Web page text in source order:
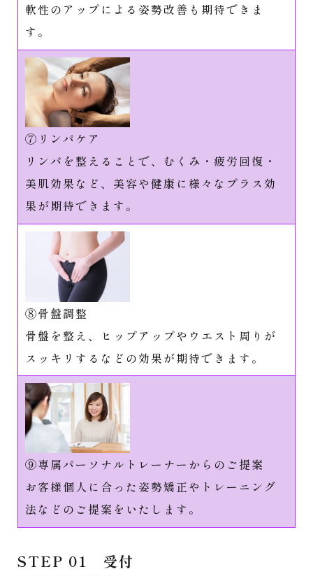
軟性のアップによる姿勢改善も期待できま
す。
⑦リンパケア
リンパを整えることで、むくみ・疲労回復・
美肌効果など、美容や健康に様々なプラス効
果が期待できます。
⑧骨盤調整
骨盤を整え、ヒップアップやウエスト周りが
スッキリするなどの効果が期待できます。
⑨専属パーソナルトレーナーからのご提案
お客様個人に合った姿勢矯正やトレーニング
法などのご提案をいたします。
STEP 01 受付